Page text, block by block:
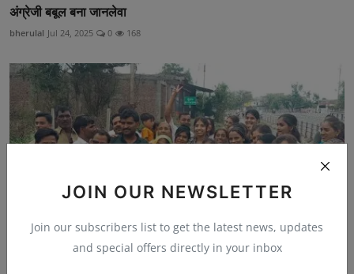
JOIN OUR NEWSLETTER
Join our subscribers list to get the latest news, updates
and special offers directly in your inbox
अंग्रेजी बबूल बना जानलेवा
bherulal Jul 24, 2025 0 168